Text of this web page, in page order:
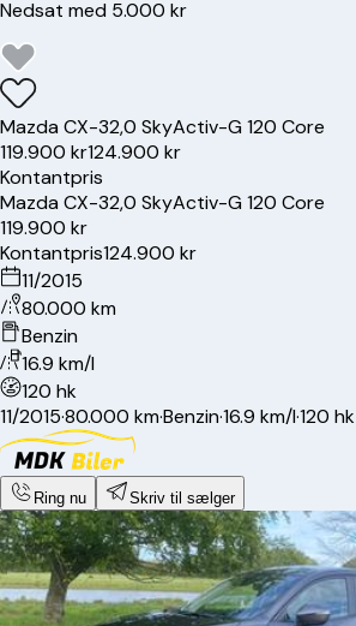
Nedsat med 5.000 kr
MazdaCX-32,0 SkyActiv-G 120 Core
119.900 kr124.900 kr
Kontantpris
MazdaCX-32,0 SkyActiv-G 120 Core
119.900 kr
Kontantpris124.900 kr
11/2015
80.000 km
Benzin
16.9 km/l
120 hk
11/2015·80.000 km·Benzin·16.9 km/l·120 hk
Ring nu Skriv til sælger